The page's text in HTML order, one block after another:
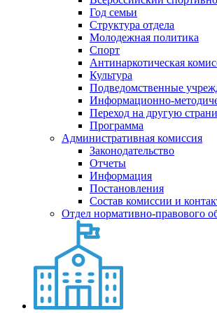
Год семьи
Структура отдела
Молодежная политика
Спорт
Антинаркотическая
Культура
Подведомственные
Информационно-
Переход на другую
Программа
Административная комиссия
Законодательство
Отчеты
Информация
Постановления
Состав комиссии и
Отдел нормативно-правового